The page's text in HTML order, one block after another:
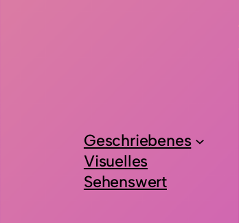
Geschriebenes
Visuelles
Sehenswert